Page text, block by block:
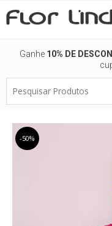
para
Ganhe 10% DE
Produtos
-50%